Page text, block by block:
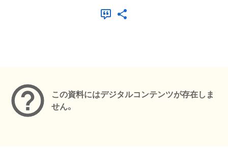
この資料にはデジタルコンテンツが存在しま
せん。